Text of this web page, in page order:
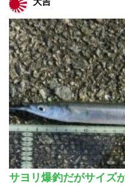
サヨリ爆釣だがサイズ